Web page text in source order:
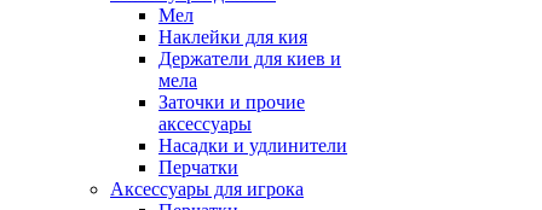
Мел
Наклейки для кия
Держатели для киев и
мела
Заточки и прочие
аксессуары
Насадки и удлинители
Перчатки
Аксессуары для игрока